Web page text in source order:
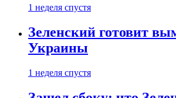
1 неделя спустя
Зеленский готовит
Украины
1 неделя спустя